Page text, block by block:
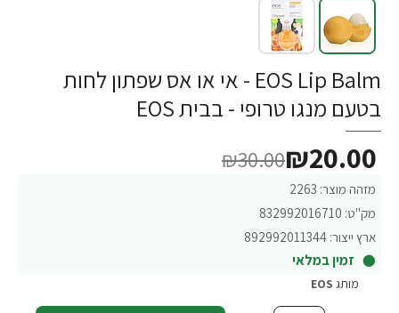
-33%
EOS Lip Balm - אי או אס שפתון לחות
בטעם מנגו טרופי - בבית EOS
מזהה מוצר: 2263
מק"ט: 832992016710
ארץ ייצור: 892992011344
זמין במלאי
₪20.00
₪30.00
מותג EOS